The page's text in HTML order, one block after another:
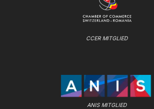
CCER MITGLIED
ANIS MITGLIED